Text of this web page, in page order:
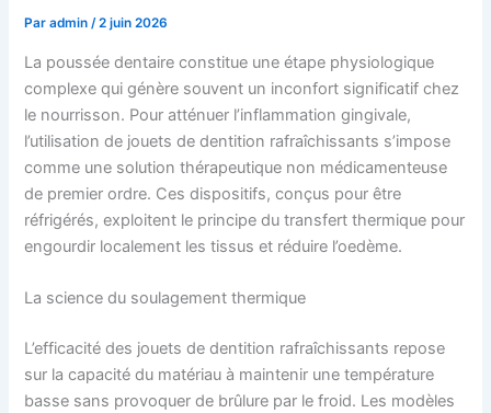
Paradmin/2 juin 2026
La poussée dentaire constitue une étape physiologique
complexe qui génère souvent un inconfort significatif chez
le nourrisson. Pour atténuer l’inflammation gingivale,
l’utilisation de jouets de dentition rafraîchissants s’impose
comme une solution thérapeutique non médicamenteuse
de premier ordre. Ces dispositifs, conçus pour être
réfrigérés, exploitent le principe du transfert thermique pour
engourdir localement les tissus et réduire l’oedème.
La science du soulagement thermique
L’efficacité des jouets de dentition rafraîchissants repose
sur la capacité du matériau à maintenir une température
basse sans provoquer de brûlure par le froid. Les modèles